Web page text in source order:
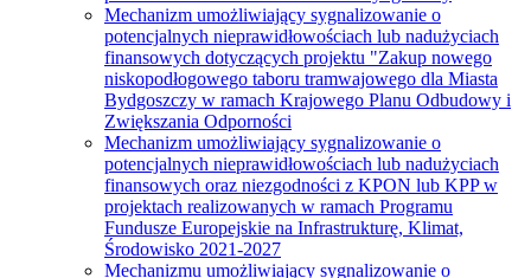
Mechanizm umożliwiający sygnalizowanie o
potencjalnych nieprawidłowościach lub nadużyciach
finansowych dotyczących projektu "Zakup nowego
niskopodłogowego taboru tramwajowego dla Miasta
Bydgoszczy w ramach Krajowego Planu Odbudowy i
Zwiększania Odporności
Mechanizm umożliwiający sygnalizowanie o
potencjalnych nieprawidłowościach lub nadużyciach
finansowych oraz niezgodności z KPON lub KPP w
projektach realizowanych w ramach Programu
Fundusze Europejskie na Infrastrukturę, Klimat,
Środowisko 2021-2027
Mechanizmu umożliwiający sygnalizowanie o